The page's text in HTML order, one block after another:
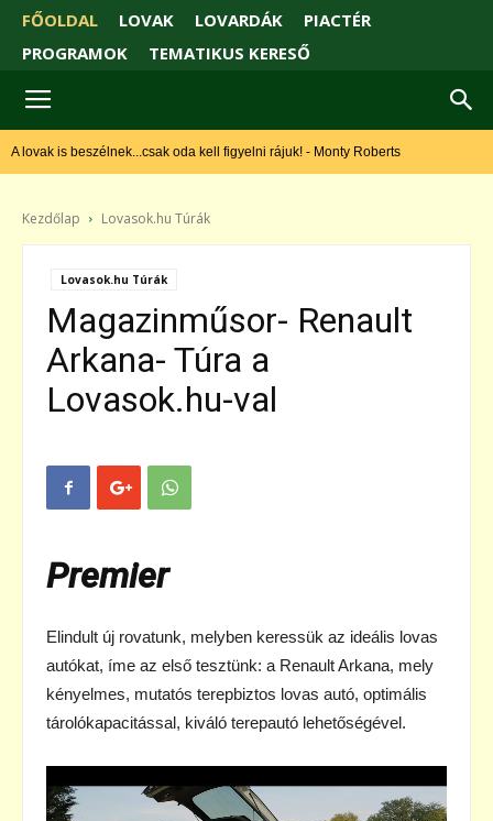
FŐOLDAL LOVAK LOVARDÁK
PIACTÉR
PROGRAMOK
TEMATIKUS KERESŐ
lovak is beszélnek...csak oda kell figyelni rájuk! - Monty Roberts
Kezdőlap Lovasok.hu Túrák
Lovasok.hu Túrák
Magazinműsor- Renault
Arkana- Túra a
Lovasok.hu-val
Premier
Elindult új rovatunk, melyben keressük az ideális lovas
autókat, íme az első tesztünk: a Renault Arkana, mely
kényelmes, mutatós terepbiztos lovas autó, optimális
tárolókapacitással, kiváló terepautó lehetőségével.